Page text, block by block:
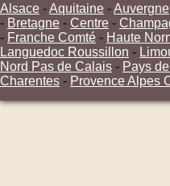
Alsace -Aquitaine -Auvergne
- Bretagne - Centre -
- Franche Comté - Haute
Languedoc Roussillon -
Nord Pas de Calais - Pays
Charentes - Provence Alpes